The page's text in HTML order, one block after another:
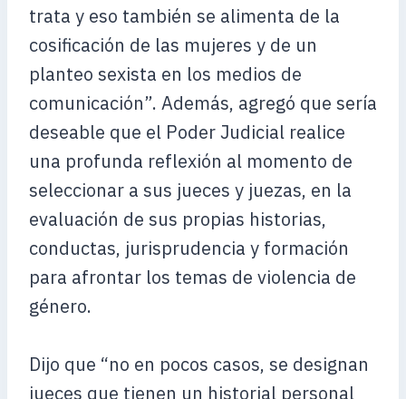
trata y eso también se alimenta de la
cosificación de las mujeres y de un
planteo sexista en los medios de
comunicación”. Además, agregó que sería
deseable que el Poder Judicial realice
una profunda reflexión al momento de
seleccionar a sus jueces y juezas, en la
evaluación de sus propias historias,
conductas, jurisprudencia y formación
para afrontar los temas de violencia de
género.
Dijo que “no en pocos casos, se designan
jueces que tienen un historial personal